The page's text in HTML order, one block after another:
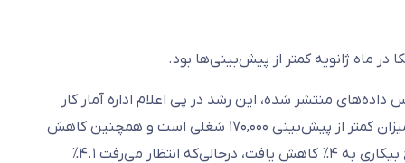
۴ فوریه، از مرز ۱۰۰,۰۰۰ دلار عبور کرد. بر اساس داده‌های منتشر شده، این رشد در پی اعلام اداره آمار کار
ایالات متحده مبنی بر ایجاد ۱۴۳,۰۰۰ شغل جدید در ماه ژانویه بوده است که این میزان کمتر از پیش‌بینی ۱۷۰,۰۰۰ شغلی است و همچنین کاهش
چشمگیری را نسبت به ۲۵۶,۰۰۰ شغل در ماه دسامبر نشان می‌دهد. بااین‌حال، نرخ بیکاری به ۴% کاهش یافت، درحالی‌که انتظار می‌رفت ۴.۱%